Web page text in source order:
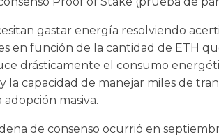
gastar energía resolviendo
en función de la cantidad de ETH
drásticamente el consumo
la capacidad de manejar miles de
masiva.
de consenso ocurrió en